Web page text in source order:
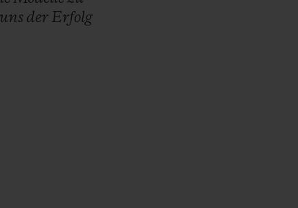
uns der Erfolg